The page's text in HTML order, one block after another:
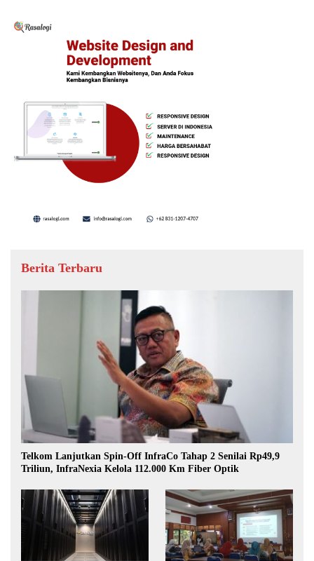
Berita Terbaru
Telkom Lanjutkan Spin-Off InfraCo Tahap 2 Senilai Rp49,9
Triliun, InfraNexia Kelola 112.000 Km Fiber Optik